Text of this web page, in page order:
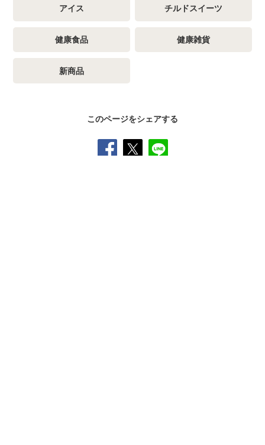
アイス チルドスイーツ
健康食品 健康雑貨
新商品
このページをシェアする